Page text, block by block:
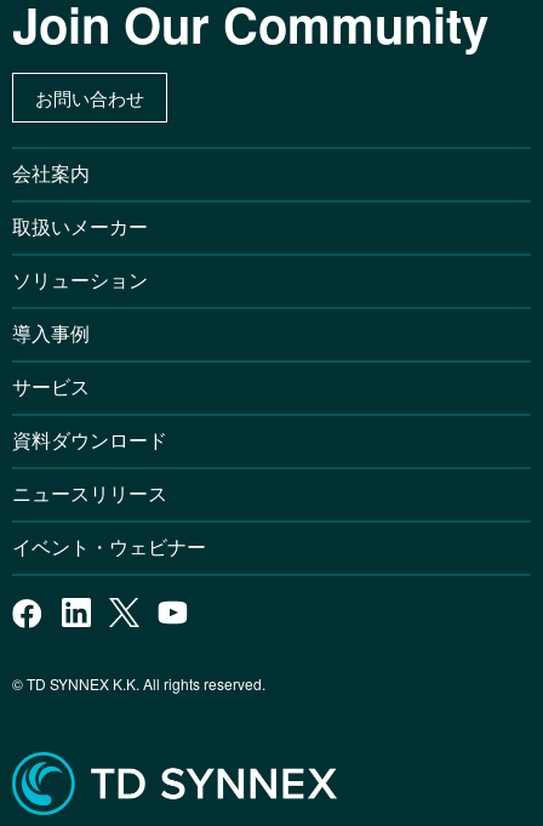
Join Our Community
お問い合わせ
会社案内
取扱いメーカー
ソリューション
導入事例
サービス
資料ダウンロード
ニュースリリース
イベント・ウェビナー
© TD SYNNEX K.K. All rights reserved.